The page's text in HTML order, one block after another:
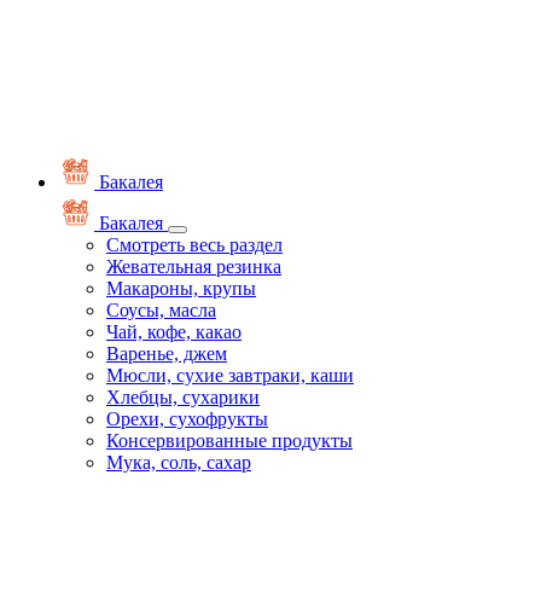
Бакалея
Бакалея
Смотреть весь раздел
Жевательная резинка
Макароны, крупы
Соусы, масла
Чай, кофе, какао
Варенье, джем
Мюсли, сухие завтраки, каши
Хлебцы, сухарики
Орехи, сухофрукты
Консервированные продукты
Мука, соль, сахар